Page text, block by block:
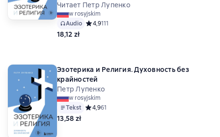
Читает Петр Лупенко
w rosyjskim
Audio Средний рейтинг 4,9 на основе 111 оценок
4,9111
18,12 zł
Эзотерика и Религия. Духовность без
крайностей
Петр Лупенко
w rosyjskim
Tekst Средний рейтинг 4,9 на основе 61 оценок
4,961
13,58 zł